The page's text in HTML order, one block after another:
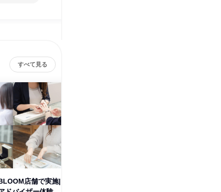
すべて見る
店舗で実施|